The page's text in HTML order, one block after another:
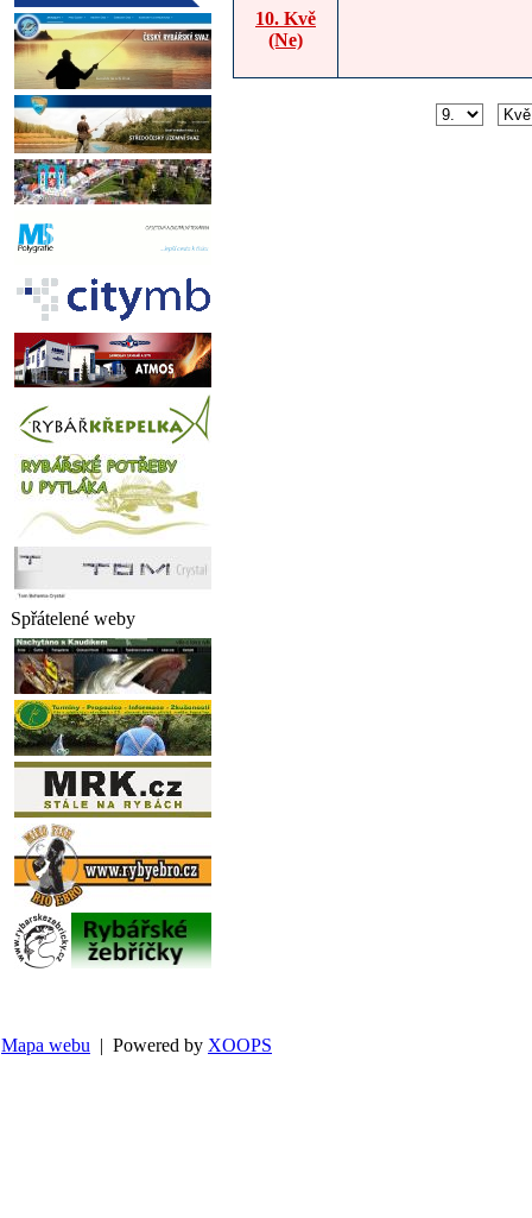
Spřátelené weby
10. Kvě
(Ne)
Mapa webu | Powered by XOOPS